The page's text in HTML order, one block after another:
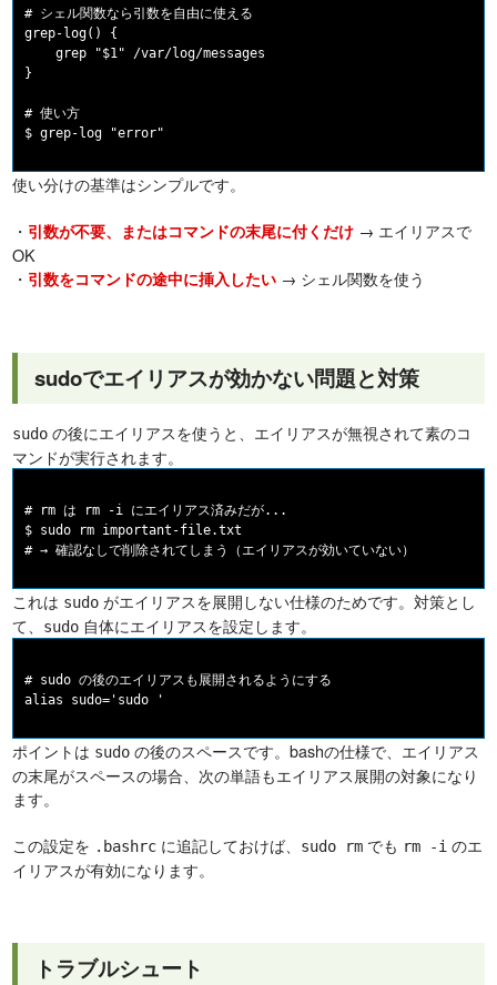
# シェル関数なら引数を自由に使える
grep-log() {
    grep "$1" /var/log/messages
}
# 使い方
使い分けの基準はシンプルです。
・ 引数が不要、またはコマンドの末尾に付くだけ → エイリアスで
OK
・ 引数をコマンドの途中に挿入したい → シェル関数を使う
sudoでエイリアスが効かない問題と対策
sudo の後にエイリアスを使うと、エイリアスが無視されて素のコ
マンドが実行されます。
# rm は rm -i にエイリアス済みだが...
$ sudo rm important-file.txt
これは sudo がエイリアスを展開しない仕様のためです。対策とし
て、
sudo 自体にエイリアスを設定します。
# sudo の後のエイリアスも展開されるようにする
ポイントは sudo の後のスペースです。bashの仕様で、エイリアス
の末尾がスペースの場合、次の単語もエイリアス展開の対象になり
ます。
この設定を .bashrc に追記しておけば、 sudo rm でも rm -i のエ
イリアスが有効になります。
トラブルシュート